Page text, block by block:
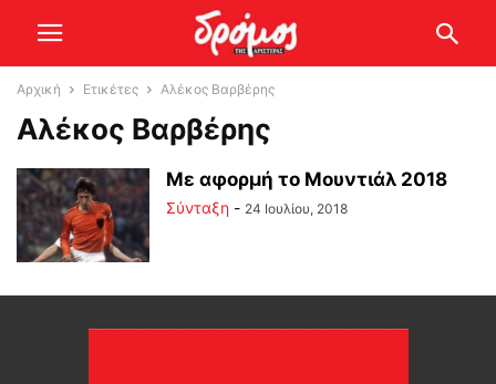
Αρχική Ετικέτες Αλέκος Βαρβέρης
Αλέκος Βαρβέρης
Με αφορμή το Μουντιάλ 2018
Σύνταξη - 24 Ιουλίου, 2018